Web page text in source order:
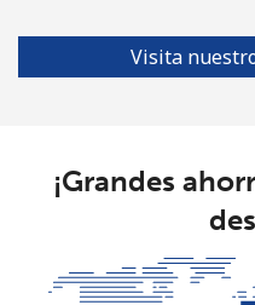
Visita
¡Grandes